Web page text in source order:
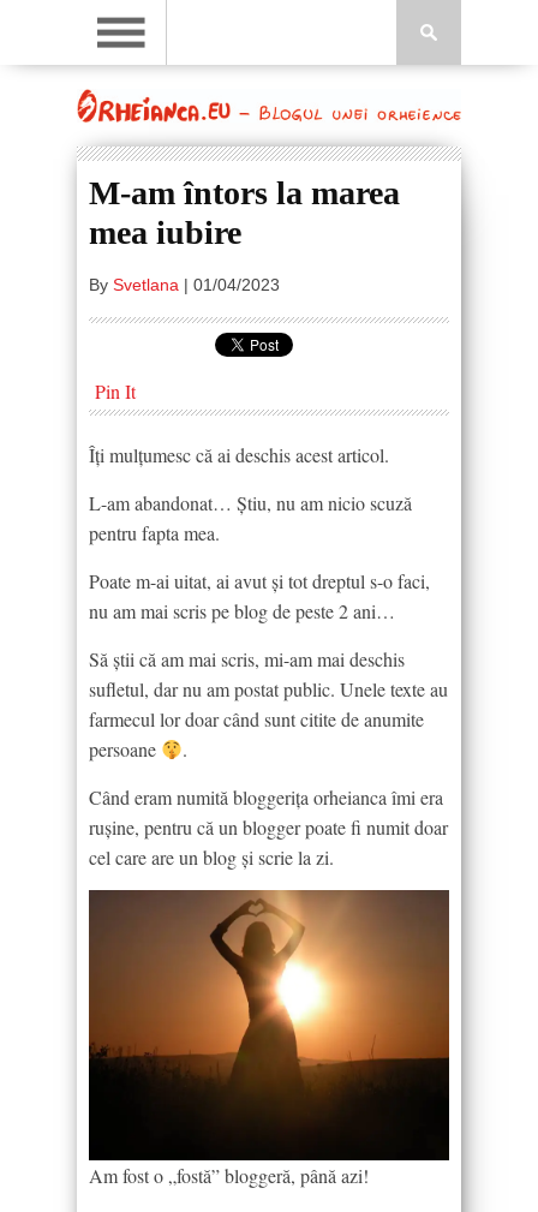
M-am întors la marea
mea iubire
By Svetlana | 01/04/2023
Pin It
Îți mulțumesc că ai deschis acest articol.
L-am abandonat… Știu, nu am nicio scuză
pentru fapta mea.
Poate m-ai uitat, ai avut și tot dreptul s-o faci,
nu am mai scris pe blog de peste 2 ani…
Să știi că am mai scris, mi-am mai deschis
sufletul, dar nu am postat public. Unele texte au
farmecul lor doar când sunt citite de anumite
persoane
.
Când eram numită bloggerița orheianca îmi era
rușine, pentru că un blogger poate fi numit doar
cel care are un blog și scrie la zi.
Am fost o „fostă” bloggeră, până azi!